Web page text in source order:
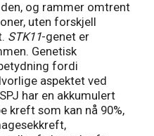
og rammer omtrent
uten forskjell
STK11-genet er
Genetisk
fordi
aspektet ved
har en akkumulert
kreft som kan nå 90%,